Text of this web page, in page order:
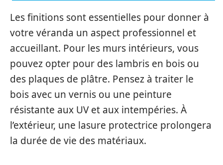
Les finitions sont essentielles pour donner à
votre véranda un aspect professionnel et
accueillant. Pour les murs intérieurs, vous
pouvez opter pour des lambris en bois ou
des plaques de plâtre. Pensez à traiter le
bois avec un vernis ou une peinture
résistante aux UV et aux intempéries. À
l’extérieur, une lasure protectrice prolongera
la durée de vie des matériaux.